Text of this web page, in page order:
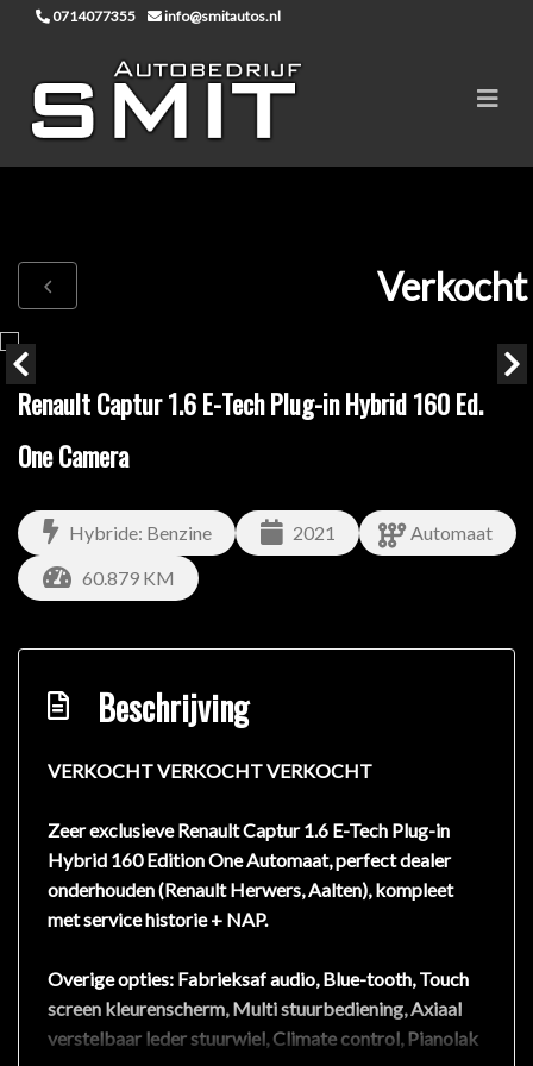
0714077355 info@smitautos.nl
Verkocht
Renault Captur 1.6 E-Tech Plug-in Hybrid 160 Ed.
One Camera
Hybride: Benzine 2021
Automaat
60.879 KM
Beschrijving
VERKOCHT VERKOCHT VERKOCHT
Zeer exclusieve Renault Captur 1.6 E-Tech Plug-in
Hybrid 160 Edition One Automaat, perfect dealer
onderhouden (Renault Herwers, Aalten), kompleet
met service historie + NAP.
Overige opties: Fabrieksaf audio, Blue-tooth, Touch
screen kleurenscherm, Multi stuurbediening, Axiaal
verstelbaar leder stuurwiel, Climate control, Pianolak